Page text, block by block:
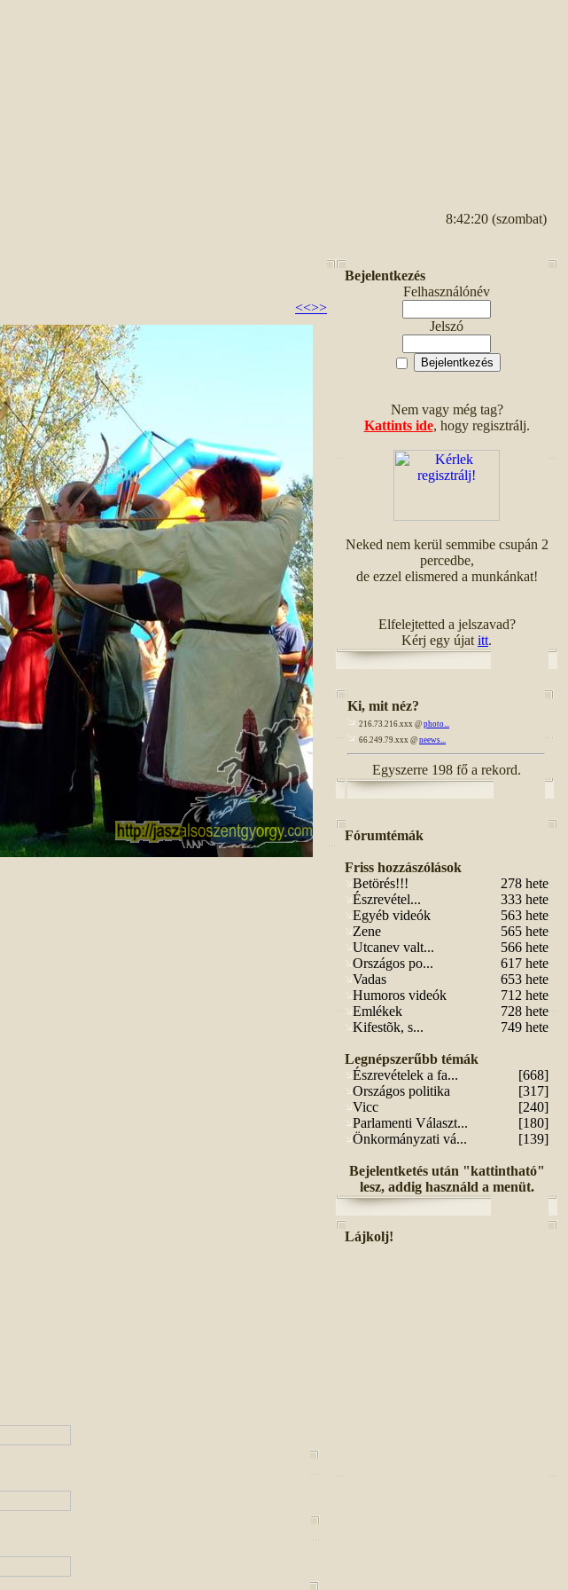
8:42:20 (szombat)
<<>>
Bejelentkezés
Felhasználónév
Jelszó
Nem vagy még tag?
Kattints ide, hogy regisztrálj.
Neked nem kerül semmibe csupán 2
percedbe,
de ezzel elismered a munkánkat!
Elfelejtetted a jelszavad?
Kérj egy újat itt.
Ki, mit néz?
216.73.216.xxx @ photo...
66.249.79.xxx @ neews...
Egyszerre 198 fő a rekord.
Fórumtémák
Friss hozzászólások
Betörés!!!
278 hete
Észrevétel...
333 hete
Egyéb videók
563 hete
Zene
565 hete
Utcanev valt...
566 hete
Országos po...
617 hete
Vadas
653 hete
Humoros videók
712 hete
Emlékek
728 hete
Kifestõk, s...
749 hete
Legnépszerűbb témák
Észrevételek a fa...
[668]
Országos politika
[317]
Vicc
[240]
Parlamenti Választ...
[180]
Önkormányzati vá...
[139]
Bejelentketés után "kattintható"
lesz, addig használd a menüt.
Lájkolj!